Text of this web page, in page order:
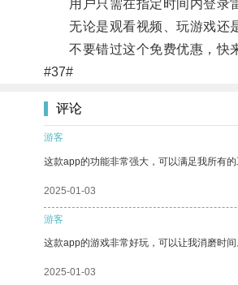
用户只需在指定时间内登录雷
无论是观看视频、玩游戏还是
不要错过这个免费优惠，快来
#37#
评论
游客
这款app的功能非常强大，可以满足我所有
2025-01-03
游客
这款app的游戏非常好玩，可以让我消磨时间
2025-01-03